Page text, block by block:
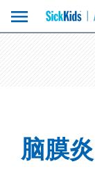
menu
脑膜炎